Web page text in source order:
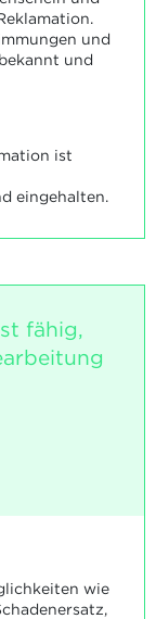
und
und
ist
eingehalten.
fähig,
wie